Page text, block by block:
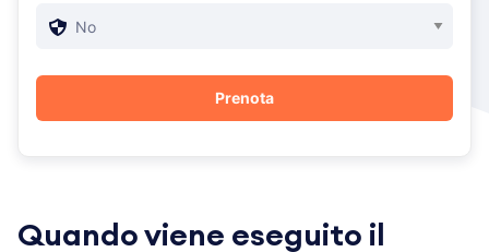
Quando viene eseguito il